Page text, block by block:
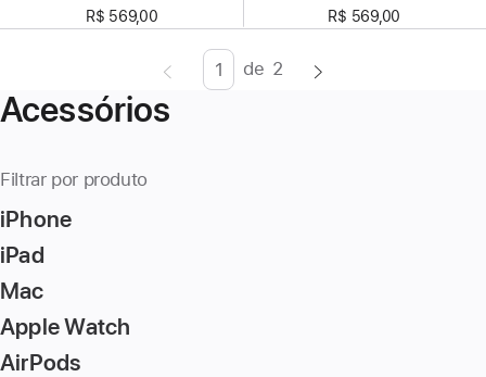
R$ 569,00 R$ 569,00
Página
Enter
de 2
Acessórios
Filtrar por produto
iPhone
iPad
Mac
Apple Watch
AirPods